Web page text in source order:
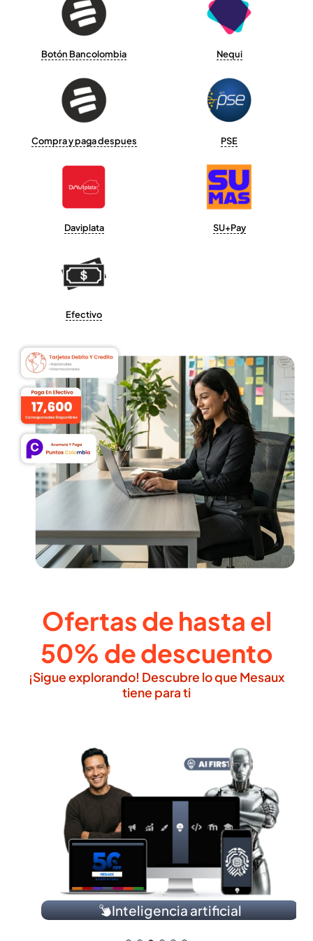
Botón Bancolombia Nequi
Compra y paga despues PSE
Daviplata SU+Pay
Efectivo
Ofertas de hasta el
50% de descuento
¡Sigue explorando! Descubre lo que Mesaux
tiene para ti
Inteligencia artificial